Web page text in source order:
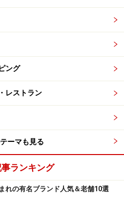
ます。ブランド店が並ぶキア
ングにも便利。サン・カルロ
賞を予定しているなら最適で
ガッレリア内
すように滞在 アイ・
ング
レストラン
ーマも見る
事ランキング
れの有名ブランド人気＆老舗10選